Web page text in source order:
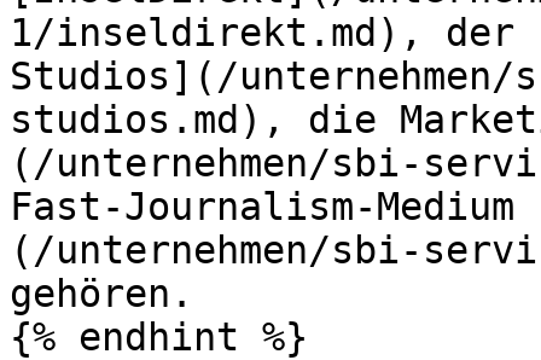
1/inseldirekt.md), der
Studios](/
studios.md), die
(/unternehmen/sbi-
Fast-Journalism-
(/unternehmen/sbi-
gehören.
{% endhint %}